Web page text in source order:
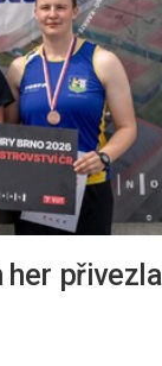
her přivezla